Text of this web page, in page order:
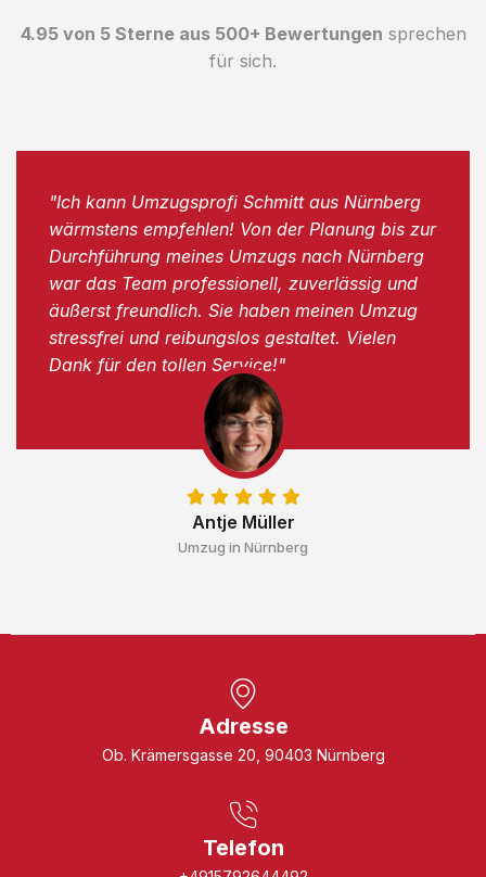
4.95 von 5 Sterne aus 500+ Bewertungen sprechen
für sich.
Antje Müller
Umzug in Nürnberg
"Ich kann Umzugsprofi Schmitt aus Nürnberg
wärmstens empfehlen! Von der Planung bis zur
Durchführung meines Umzugs nach Nürnberg
war das Team professionell, zuverlässig und
äußerst freundlich. Sie haben meinen Umzug
stressfrei und reibungslos gestaltet. Vielen
Dank für den tollen Service!"
Adresse
Ob. Krämersgasse 20, 90403 Nürnberg
Telefon